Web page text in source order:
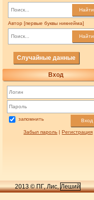
Найти
Автор [первые буквы никнейма]
Найти
Случайные данные
Вход
запомнить Вход
Забыл пароль |Регистрация
2013 © ПГ, Лис,Леший